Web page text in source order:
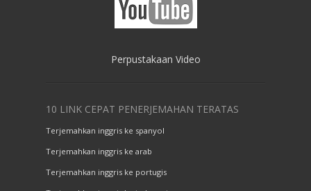
Perpustakaan Video
10 LINK CEPAT PENERJEMAHAN TERATAS
Terjemahkan inggris ke spanyol
Terjemahkan inggris ke arab
Terjemahkan inggris ke portugis